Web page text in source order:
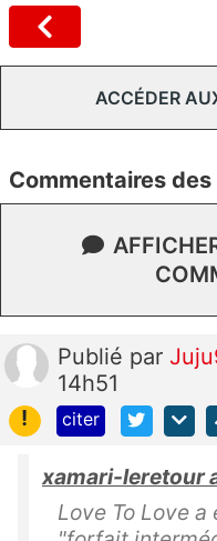
ACCÉDER
Commentaires
Publié par
14h51
!
citer
xamari-leretour
Love To Love